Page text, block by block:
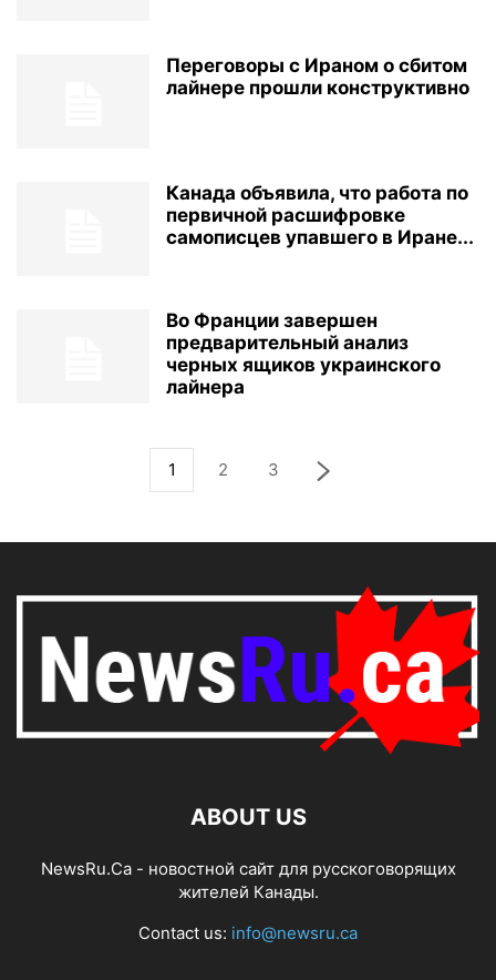
Переговоры с Ираном о сбитом
лайнере прошли конструктивно
Канада объявила, что работа по
первичной расшифровке
самописцев упавшего в Иране...
Во Франции завершен
предварительный анализ
черных ящиков украинского
лайнера
1 2 3
ABOUT US
NewsRu.Ca - новостной сайт для русскоговорящих
жителей Канады.
Contact us: info@newsru.ca